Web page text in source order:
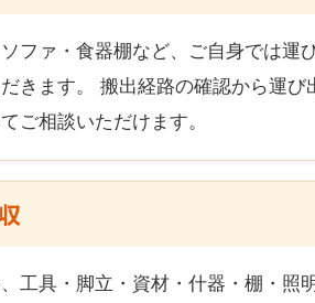
ファ・食器棚など、ご自身では運
きます。 搬出経路の確認から運び
ご相談いただけます。
工具・脚立・資材・什器・棚・照